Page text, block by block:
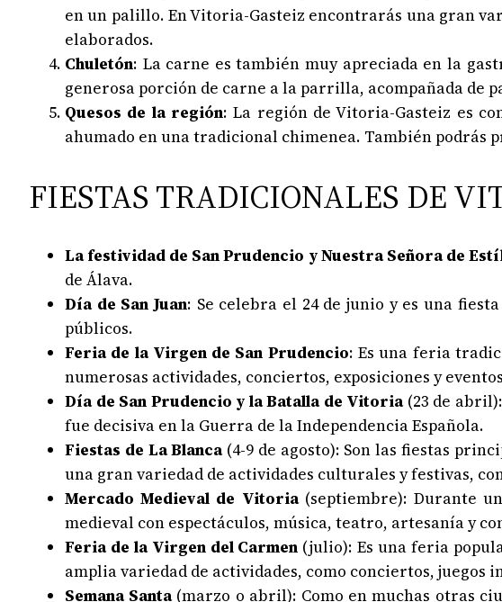
en un palillo. En Vitoria-Gasteiz encontrarás una gran
elaborados.
Chuletón: La carne es también muy apreciada en la
generosa porción de carne a la parrilla, acompañada de
Quesos de la región: La región de Vitoria-Gasteiz es
ahumado en una tradicional chimenea. También podrás
FIESTAS TRADICIONALES DE
La festividad de San Prudencio y Nuestra Señora de
de Álava.
Día de San Juan: Se celebra el 24 de junio y es una
públicos.
Feria de la Virgen de San Prudencio: Es una feria
numerosas actividades, conciertos, exposiciones y
Día de San Prudencio y la Batalla de Vitoria(23 de
fue decisiva en la Guerra de la Independencia Española.
Fiestas de La Blanca(4-9 de agosto): Son las fiestas
una gran variedad de actividades culturales y festivas,
Mercado Medieval de Vitoria(septiembre): Durante
medieval con espectáculos, música, teatro, artesanía y
Feria de la Virgen del Carmen (julio): Es una feria
amplia variedad de actividades, como conciertos, juegos
Semana Santa(marzo o abril): Como en muchas otras